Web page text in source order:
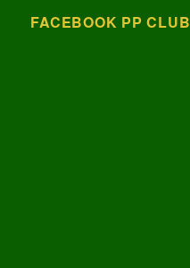
FACEBOOK PP CLUB